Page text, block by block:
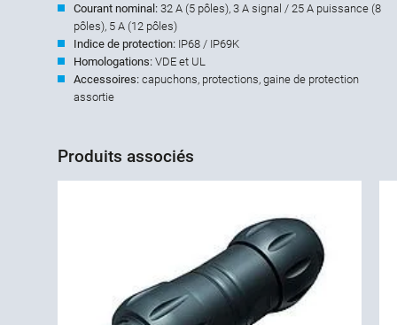
Courant nominal: 32 A (5 pôles), 3 A signal / 25 A puissance (8
pôles), 5 A (12 pôles)
Indice de protection: IP68 / IP69K
Homologations: VDE et UL
Accessoires: capuchons, protections, gaine de protection
assortie
Produits associés